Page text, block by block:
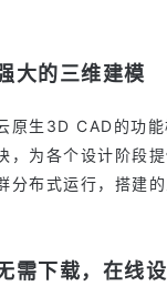
大的三维建模
原生3D CAD的功
，为各个设计阶段
分布式运行，搭建
需下载，在线